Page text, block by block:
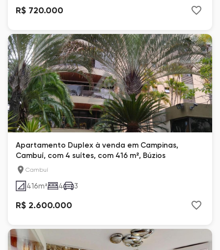
R$ 720.000
Apartamento Duplex à venda em Campinas,
Cambuí, com 4 suítes, com 416 m², Búzios
Cambuí
416m² 4 3
R$ 2.600.000